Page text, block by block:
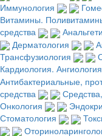
Иммунология
Витамины.
средства
Дерматология
Трансфузиология
Кардиология. Ангиология
Антибактериальные,
средства
Онкология
Стоматология